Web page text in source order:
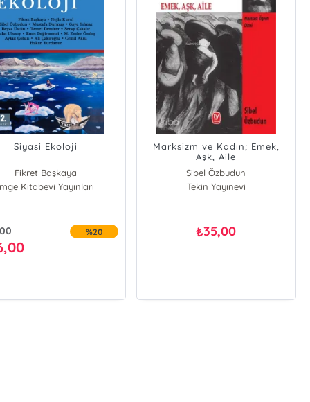
Siyasi Ekoloji
Fikret Başkaya
Nejla Kurul
Gaye Yılmaz
Beyza Üstün
Temel Demirer
Emet Değirmenci
Kitabevi Yayınları
%20
Marksizm ve Kadın; Emek,
Aşk, Aile
Sibel Özbudun
Tekin Yayınevi
₺35,00